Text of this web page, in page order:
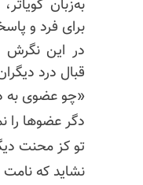
به‌زبان
برای فرد و
در این نگرش
قبال درد
«چو عضوی به
دگر عضوها را
تو کز محنت
نشاید که